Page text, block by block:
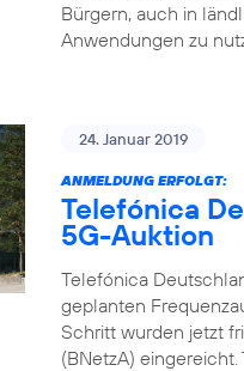
Bürgern, auch in
Anwendungen zu
24. Januar 2019
ANMELDUNG ERFOLGT:
Telefónica
5G-Auktion
Telefónica
geplanten
Schritt wurden jetzt
(BNetzA)